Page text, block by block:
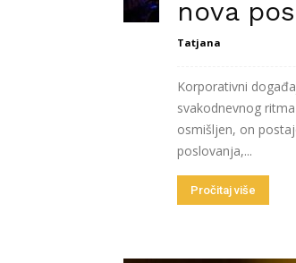
nova
Tatjana
Korporativni
svakodnevnog
osmišljen, on
poslovanja,...
Pročitaj više